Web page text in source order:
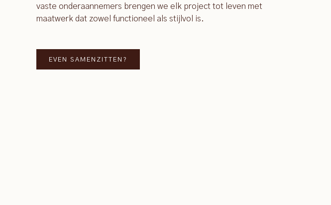
vaste onderaannemers brengen we elk project tot leven met
maatwerk dat zowel functioneel als stijlvol is.
EVEN SAMENZITTEN?